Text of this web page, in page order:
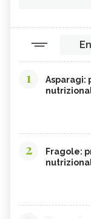
1
Asparagi:
2
Fragole: